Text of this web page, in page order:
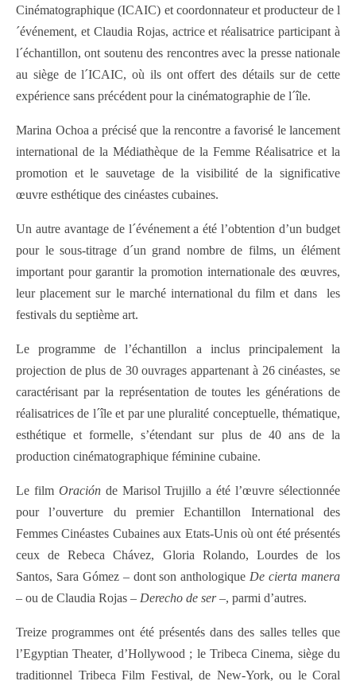
Cinématographique (ICAIC) et coordonnateur et producteur de l
´événement, et Claudia Rojas, actrice et réalisatrice participant à
l´échantillon, ont soutenu des rencontres avec la presse nationale
au siège de l´ICAIC, où ils ont offert des détails sur de cette
expérience sans précédent pour la cinématographie de l´île.
Marina Ochoa a précisé que la rencontre a favorisé le lancement
international de la Médiathèque de la Femme Réalisatrice et la
promotion et le sauvetage de la visibilité de la significative
œuvre esthétique des cinéastes cubaines.
Un autre avantage de l´événement a été l’obtention d’un budget
pour le sous-titrage d´un grand nombre de films, un élément
important pour garantir la promotion internationale des œuvres,
leur placement sur le marché international du film et dans les
festivals du septième art.
Le programme de l’échantillon a inclus principalement la
projection de plus de 30 ouvrages appartenant à 26 cinéastes, se
caractérisant par la représentation de toutes les générations de
réalisatrices de l´île et par une pluralité conceptuelle, thématique,
esthétique et formelle, s’étendant sur plus de 40 ans de la
production cinématographique féminine cubaine.
Le film Oraciónde Marisol Trujillo a été l’œuvre sélectionnée
pour l’ouverture du premier Echantillon International des
Femmes Cinéastes Cubaines aux Etats-Unis où ont été présentés
ceux de Rebeca Chávez, Gloria Rolando, Lourdes de los
Santos, Sara Gómez – dont son anthologiqueDe cierta manera
– ou de Claudia Rojas – Derecho de ser –, parmi d’autres.
Treize programmes ont été présentés dans des salles telles que
l’Egyptian Theater, d’Hollywood ; le Tribeca Cinema, siège du
traditionnel Tribeca Film Festival, de New-York, ou le Coral